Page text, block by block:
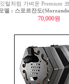
깃털처럼 가벼운 Premium
모델 : 스포르잔도
70,000원